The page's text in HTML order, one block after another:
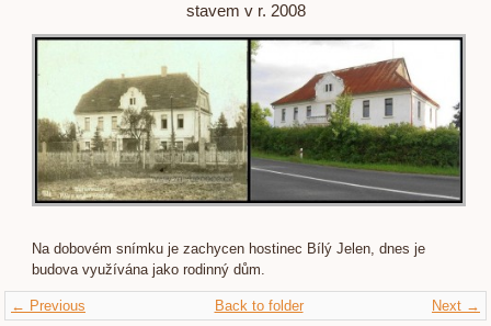
stavem v r. 2008
Na dobovém snímku je zachycen hostinec Bílý Jelen, dnes je
budova využívána jako rodinný dům.
← Previous Next →
Back to folder